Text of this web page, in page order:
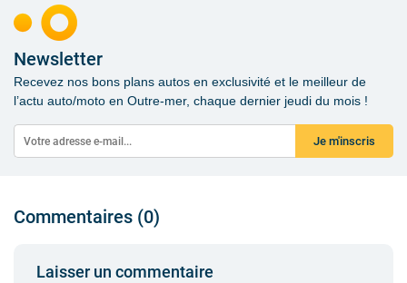
Newsletter
Recevez nos bons plans autos en exclusivité et le meilleur de
l’actu auto/moto en Outre-mer, chaque dernier jeudi du mois !
Je m'inscris
Commentaires (0)
Laisser un commentaire